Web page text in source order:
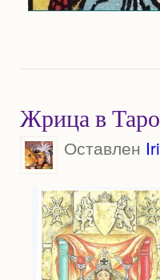
Жрица в
Оставлен